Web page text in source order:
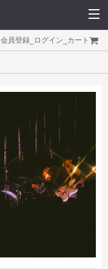
会員登録 ログイン カート